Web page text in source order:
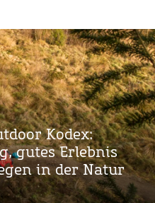
Kodex:
gutes Erlebnis
in der Natur